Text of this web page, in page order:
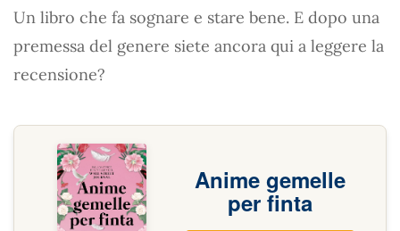
Un libro che fa sognare e stare bene. E dopo una
premessa del genere siete ancora qui a leggere la
recensione?
Anime gemelle
per finta